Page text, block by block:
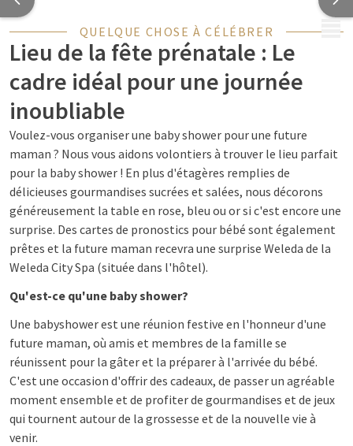
QUELQUE CHOSE À CÉLÉBRER
Lieu de la fête prénatale : Le
cadre idéal pour une journée
inoubliable
Voulez-vous organiser une baby shower pour une future
maman ? Nous vous aidons volontiers à trouver le lieu parfait
pour la baby shower ! En plus d'étagères remplies de
délicieuses gourmandises sucrées et salées, nous décorons
généreusement la table en rose, bleu ou or si c'est encore une
surprise. Des cartes de pronostics pour bébé sont également
prêtes et la future maman recevra une surprise Weleda de la
Weleda City Spa (située dans l'hôtel).
Qu'est-ce qu'une baby shower?
Une babyshower est une réunion festive en l'honneur d'une
future maman, où amis et membres de la famille se
réunissent pour la gâter et la préparer à l'arrivée du bébé.
C'est une occasion d'offrir des cadeaux, de passer un agréable
moment ensemble et de profiter de gourmandises et de jeux
qui tournent autour de la grossesse et de la nouvelle vie à
venir.